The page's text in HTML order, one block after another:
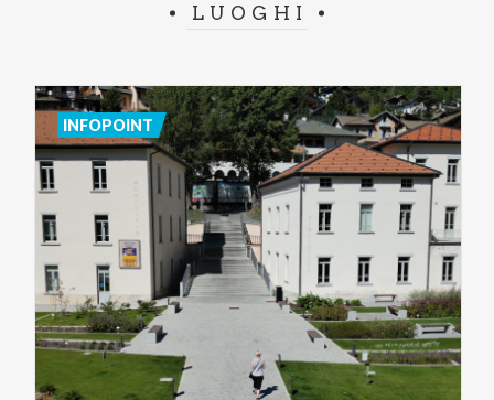
LUOGHI
INFOPOINT